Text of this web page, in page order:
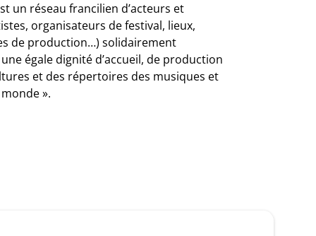
un réseau francilien d’acteurs et
organisateurs de festival, lieux,
de production…) solidairement
égale dignité d’accueil, de production
et des répertoires des musiques et
».